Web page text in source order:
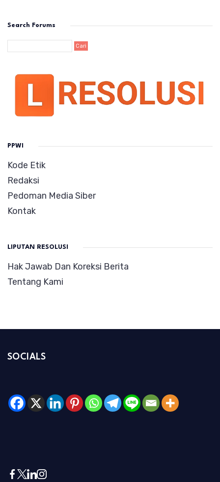
Search Forums
PPWI
Kode Etik
Redaksi
Pedoman Media Siber
Kontak
LIPUTAN RESOLUSI
Hak Jawab Dan Koreksi Berita
Tentang Kami
SOCIALS